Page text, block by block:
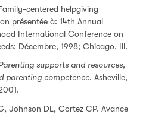
centered helpgiving
présentée à: 14th Annual
International Conference on
Décembre, 1998; Chicago, Ill.
supports and resources,
parenting competence. Asheville,
Johnson DL, Cortez CP. Avance